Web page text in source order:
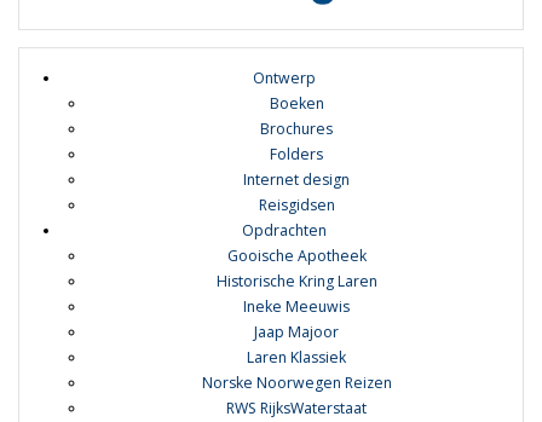
Ontwerp
Boeken
Brochures
Folders
Internet design
Reisgidsen
Opdrachten
Gooische Apotheek
Historische Kring Laren
Ineke Meeuwis
Jaap Majoor
Laren Klassiek
Norske Noorwegen Reizen
RWS RijksWaterstaat